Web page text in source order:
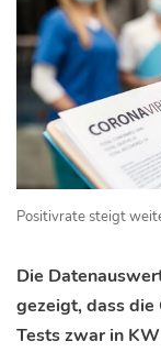
Positivrate steigt
Die
gezeigt, dass die
Tests zwar in